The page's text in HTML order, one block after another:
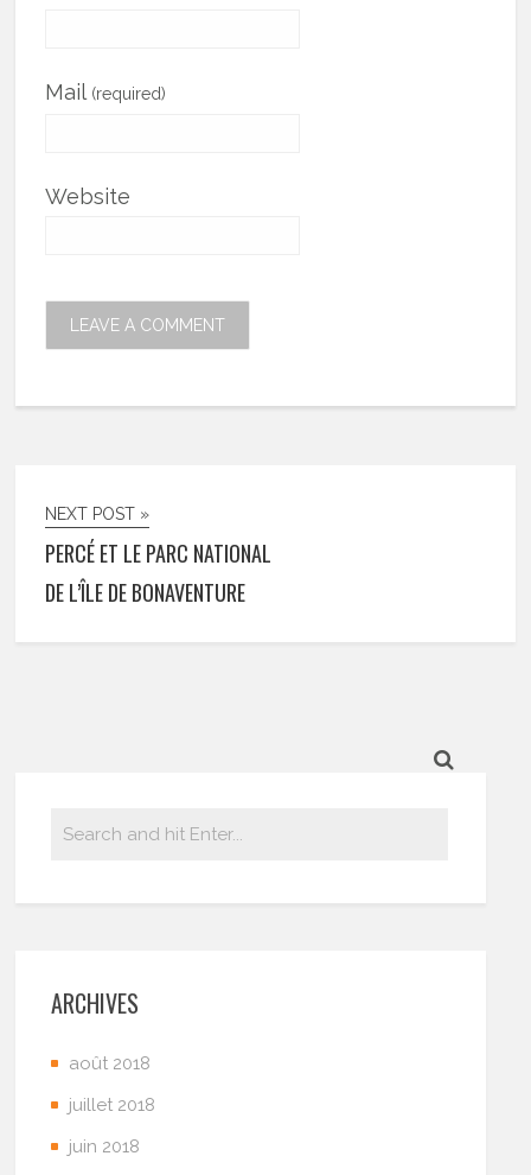
Mail (required)
Website
NEXT POST »
PERCÉ ET LE PARC NATIONAL
DE L’ÎLE DE BONAVENTURE
ARCHIVES
août 2018
juillet 2018
juin 2018